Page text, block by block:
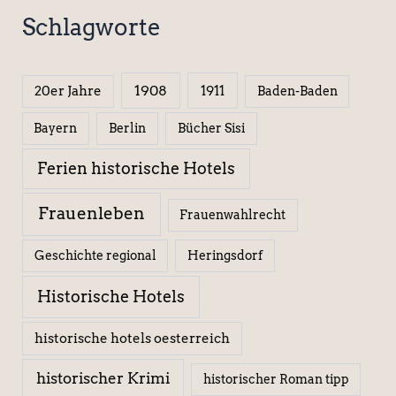
Schlagworte
20er Jahre 1908 1911 Baden-Baden
Bayern Berlin Bücher Sisi
Ferien historische Hotels
Frauenleben Frauenwahlrecht
Geschichte regional Heringsdorf
Historische Hotels
historische hotels oesterreich
historischer Krimi historischer Roman tipp